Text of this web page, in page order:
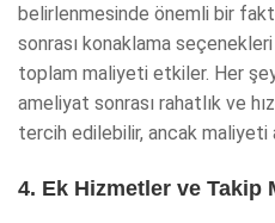
belirlenmesinde önemli bir
sonrası konaklama
toplam maliyeti etkiler. Her
ameliyat sonrası rahatlık ve
tercih edilebilir, ancak maliyeti
4. Ek Hizmetler ve Takip